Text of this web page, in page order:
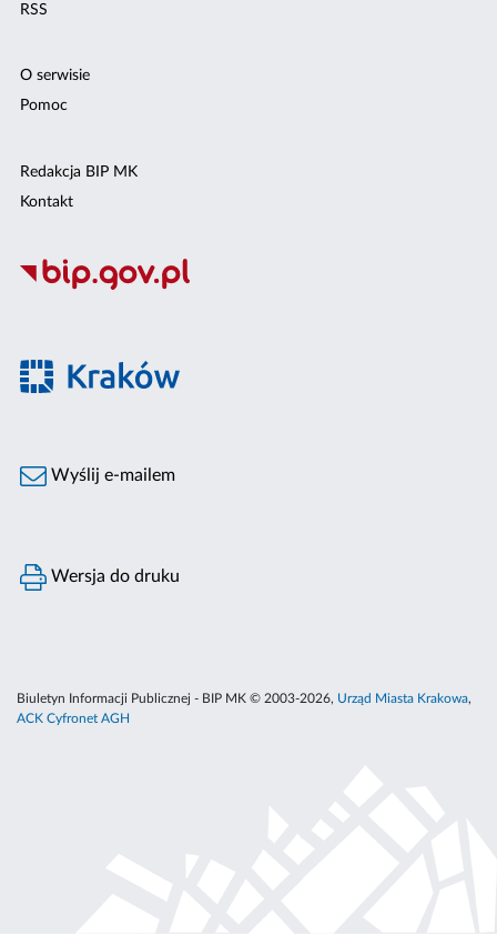
RSS
O serwisie
Pomoc
Redakcja BIP MK
Kontakt
Wyślij e-mailem
Wersja do druku
Biuletyn Informacji Publicznej - BIP MK © 2003-2026, Urząd Miasta Krakowa,
ACK Cyfronet AGH